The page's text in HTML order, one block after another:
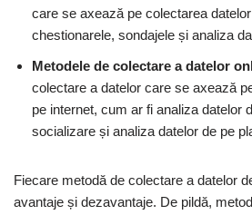
care se axează pe colectarea
chestionarele, sondajele și analiza
Metodele de colectare a datelor
colectare a datelor care se axează
pe internet, cum ar fi analiza datelor
socializare și analiza datelor de pe
Fiecare metodă de colectare a datelor
avantaje și dezavantaje. De pildă,